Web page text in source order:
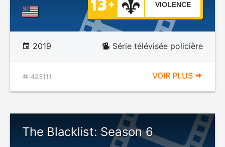
VIOLENCE
2019 Série télévisée policière
423111 VOIR PLUS
The Blacklist: Season 6